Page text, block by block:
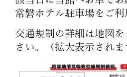
常磐ホテル駐車場をご利
交通規制の詳細は地図
さい。（拡大表示されま